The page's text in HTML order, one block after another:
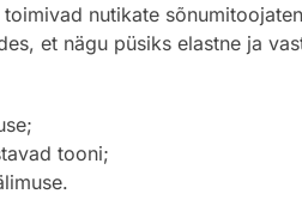
nutikate
et nägu püsiks elastne ja
tooni;